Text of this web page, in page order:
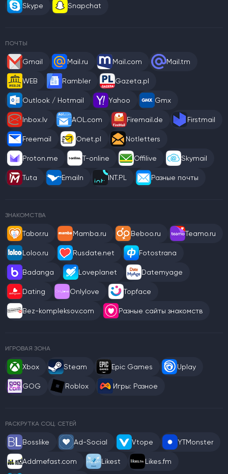
Skype Snapchat
ПОЧТЫ
Gmail Mail.ru Mail.com Mail.tm
WEB Rambler Gazeta.pl
Outlook / Hotmail Yahoo Gmx
Inbox.lv AOL.com Firemail.de Firstmail
Freemail Onet.pl Notletters
Proton.me T-online Offilive Skymail
Tuta Emailn INT.PL Разные почты
ЗНАКОМСТВА
Tabor.ru Mamba.ru Beboo.ru Teamo.ru
Loloo.ru Rusdate.net Fotostrana
Badanga Loveplanet Datemyage
Dating Onlylove Topface
Bez-kompleksov.com Разные сайты знакомств
ИГРОВАЯ ЗОНА
Xbox Steam Epic Games Uplay
GOG Roblox Игры: Разное
РАСКРУТКА СОЦ. СЕТЕЙ
Bosslike Ad-Social Vtope YTMonster
Addmefast.com Likest Likes.fm